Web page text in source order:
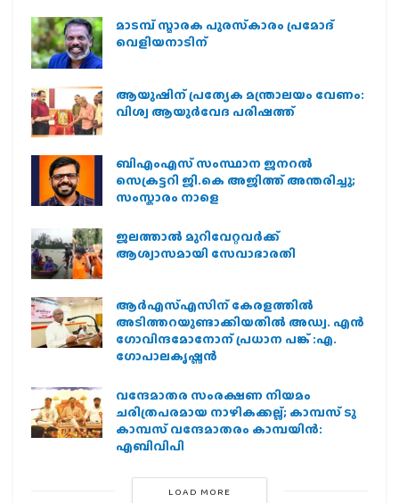
മാടമ്പ് സ്മാരക പുരസ്‌കാരം പ്രമോദ്
വെളിയനാടിന്
ആയുഷിന് പ്രത്യേക മന്ത്രാലയം വേണം:
വിശ്വ ആയുര്‍വേദ പരിഷത്ത്
ബിഎംഎസ് സംസ്ഥാന ജനറൽ
സെക്രട്ടറി ജി.കെ അജിത്ത് അന്തരിച്ചു;
സംസ്കാരം നാളെ
ജലത്താല്‍ മുറിവേറ്റവര്‍ക്ക്
ആശ്വാസമായി സേവാഭാരതി
ആര്‍എസ്എസിന് കേരളത്തില്‍
അടിത്തറയുണ്ടാക്കിയതില്‍ അഡ്വ. എന്‍
ഗോവിന്ദമോനോന് പ്രധാന പങ്ക് :എ.
ഗോപാലകൃഷ്ണന്‍
വന്ദേമാതര സംരക്ഷണ നിയമം
ചരിത്രപരമായ നാഴികക്കല്ല്; കാമ്പസ് ടു
കാമ്പസ് വന്ദേമാതരം കാമ്പയിന്‍:
എബിവിപി
LOAD MORE